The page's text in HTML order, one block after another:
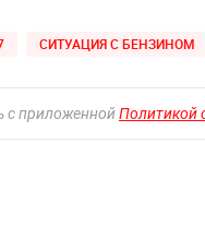
СИТУАЦИЯ С БЕНЗИНОМ
с приложеннойПолитикой